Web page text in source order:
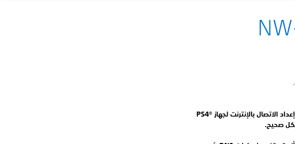
إعدادات DNS عند إعداد الاتصال بالإنترنت لجهاز PS4®‎